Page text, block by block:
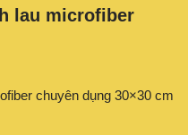
lau microfiber
chuyên dụng 30×30 cm